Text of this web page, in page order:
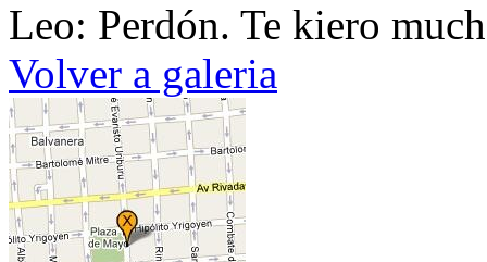
Leo: Perdón. Te kiero
Volver a galeria